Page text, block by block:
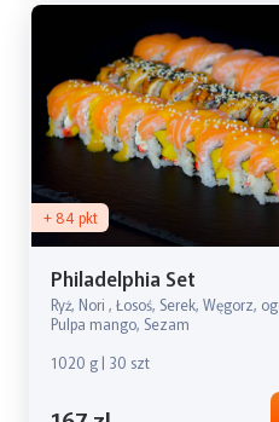
+ 84 pkt
Philadelphia Set
Ryż, Nori , Łosoś, Serek, Węgorz,
Pulpa mango, Sezam
1020 g | 30 szt